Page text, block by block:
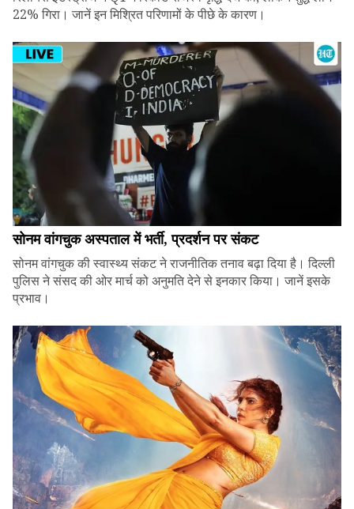
22% गिरा। जानें इन मिश्रित परिणामों के पीछे के कारण।
सोनम वांगचुक अस्पताल में भर्ती, प्रदर्शन पर संकट
सोनम वांगचुक की स्वास्थ्य संकट ने राजनीतिक तनाव बढ़ा दिया है। दिल्ली
पुलिस ने संसद की ओर मार्च को अनुमति देने से इनकार किया। जानें इसके
प्रभाव।